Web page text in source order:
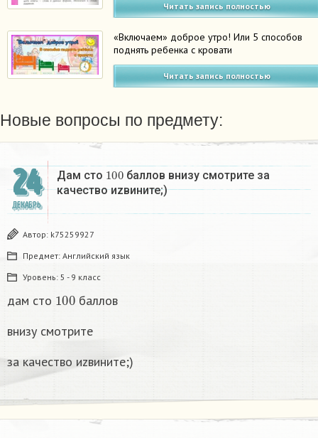
Читать запись полностью
«Включаем» доброе утро! Или 5 способов
поднять ребенка с кровати
Читать запись полностью
Новые вопросы по предмету:
24
ДЕКАБРЬ
Дам сто 100баллов внизу смотрите за
качество иzвините;)
Автор: k75259927
Предмет: Английский язык
Уровень: 5 - 9 класс
дам сто 100 баллов
внизу смотрите
за качество иzвините;)